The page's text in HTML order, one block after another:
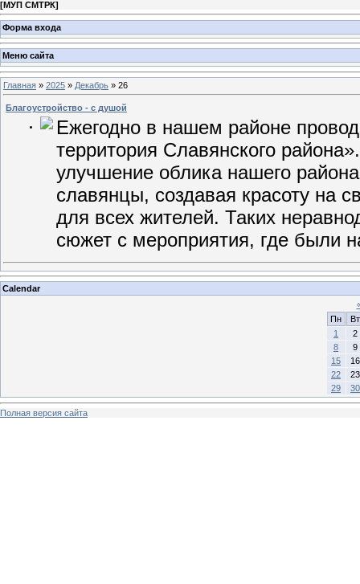
[МУП СМТРК]
Форма входа
Меню сайта
Главная » 2025 » Декабрь » 26
Благоустройство - с душой
Ежегодно в нашем районе
территория Славянского
улучшение облика нашего
славянцы, создавая красоту на
для всех жителей. Таких
сюжет с мероприятия, где были
Calendar
Пн
Вт
1
2
8
9
15
16
22
23
29
30
Полная версия сайта